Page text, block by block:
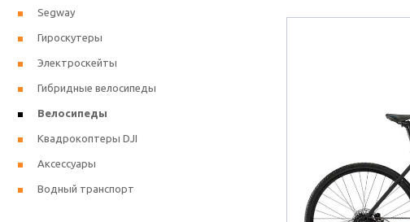
Segway
Гироскутеры
Электроскейты
Гибридные велосипеды
Велосипеды
Квадрокоптеры DJI
Аксессуары
Водный транспорт